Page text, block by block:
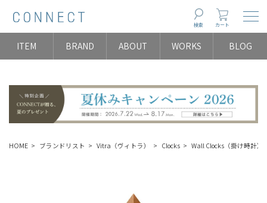
検索 カート
ITEM BRAND ABOUT WORKS BLOG
HOME ブランドリスト Vitra（ヴィトラ） Clocks Wall Clocks（掛け時計）